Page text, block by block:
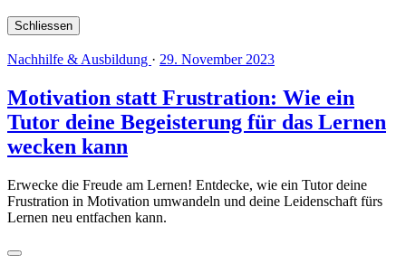
Schliessen
Nachhilfe & Ausbildung · 29. November 2023
Motivation statt Frustration: Wie ein
Tutor deine Begeisterung für das Lernen
wecken kann
Erwecke die Freude am Lernen! Entdecke, wie ein Tutor deine
Frustration in Motivation umwandeln und deine Leidenschaft fürs
Lernen neu entfachen kann.